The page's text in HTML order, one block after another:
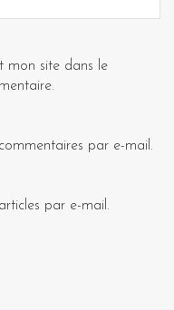
mon site dans le
par e-mail.
par e-mail.